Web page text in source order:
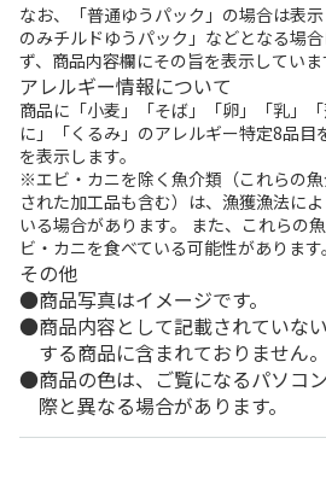
なお、「普通ゆうパック」の場合は表
のみチルドゆうパック」などとなる場
ず、商品内容欄にその旨を表示していま
アレルギー情報について
商品に「小麦」「そば」「卵」「乳」
に」「くるみ」のアレルギー特定8品目
を表示します。
※エビ・カニを除く魚介類（これらの
された加工品も含む）は、漁獲漁法に
いる場合があります。 また、これらの
ビ・カニを食べている可能性があります。
その他
商品写真はイメージです。
商品内容として記載されていな
する商品に含まれておりません。
商品の色は、ご覧になるパソコ
際と異なる場合があります。